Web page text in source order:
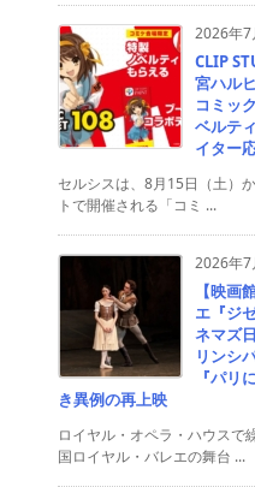
2026年7
CLIP
宮ハル
コミッ
ベルテ
イター
セルシスは、8月15日（土）
トで開催される「コミ ...
2026年7
【映画
エ『ジ
ネマズ
リンシ
『パリ
き異例の再上映
ロイヤル・オペラ・ハウスで
国ロイヤル・バレエの舞台 ...